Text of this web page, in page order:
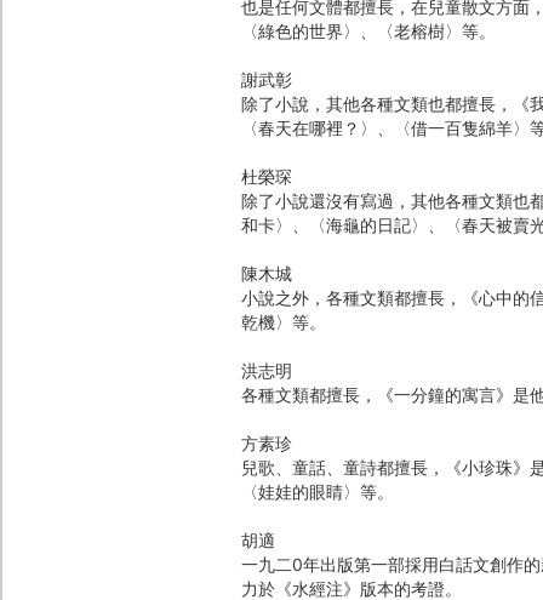
也是任何文體都擅長，在兒童散文方面
〈綠色的世界〉、〈老榕樹〉等。
謝武彰
除了小說，其他各種文類也都擅長，《
〈春天在哪裡？〉、〈借一百隻綿羊〉
杜榮琛
除了小說還沒有寫過，其他各種文類也
和卡〉、〈海龜的日記〉、〈春天被賣
陳木城
小說之外，各種文類都擅長，《心中的
乾機〉等。
洪志明
各種文類都擅長，《一分鐘的寓言》是
方素珍
兒歌、童話、童詩都擅長，《小珍珠》
〈娃娃的眼睛〉等。
胡適
一九二0年出版第一部採用白話文創作
力於《水經注》版本的考證。